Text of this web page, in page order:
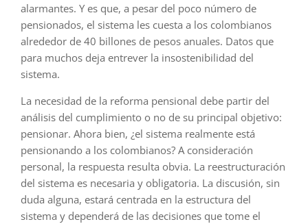
alarmantes. Y es que, a pesar del poco número de
pensionados, el sistema les cuesta a los colombianos
alrededor de 40 billones de pesos anuales. Datos que
para muchos deja entrever la insostenibilidad del
sistema.
La necesidad de la reforma pensional debe partir del
análisis del cumplimiento o no de su principal objetivo:
pensionar. Ahora bien, ¿el sistema realmente está
pensionando a los colombianos? A consideración
personal, la respuesta resulta obvia. La reestructuración
del sistema es necesaria y obligatoria. La discusión, sin
duda alguna, estará centrada en la estructura del
sistema y dependerá de las decisiones que tome el